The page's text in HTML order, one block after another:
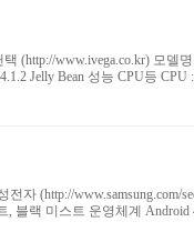
(http://www.ivega.co.kr) 모
Jelly Bean 성능 CPU등
자 (http://
블랙 미스트 운영체계